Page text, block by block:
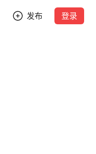
发布 登录